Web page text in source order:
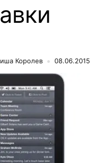
Королев 08.06.2015